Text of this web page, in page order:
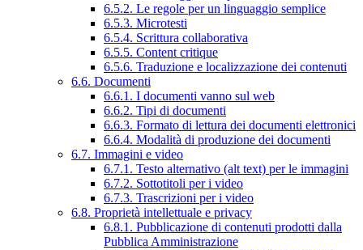
6.5.2. Le regole per un linguaggio semplice
6.5.3. Microtesti
6.5.4. Scrittura collaborativa
6.5.5. Content critique
6.5.6. Traduzione e localizzazione dei contenuti
6.6. Documenti
6.6.1. I documenti vanno sul web
6.6.2. Tipi di documenti
6.6.3. Formato di lettura dei documenti elettronici
6.6.4. Modalità di produzione dei documenti
6.7. Immagini e video
6.7.1. Testo alternativo (alt text) per le immagini
6.7.2. Sottotitoli per i video
6.7.3. Trascrizioni per i video
6.8. Proprietà intellettuale e privacy
6.8.1. Pubblicazione di contenuti prodotti dalla
Pubblica Amministrazione